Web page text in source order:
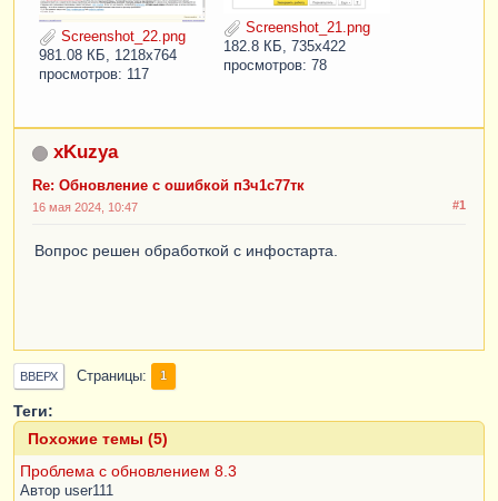
Screenshot_22.png
981.08 КБ, 1218x764
просмотров: 117
Screenshot_21.png
182.8 КБ, 735x422
просмотров: 78
xKuzya
Re: Обновление с ошибкой п3ч1с77тк
#1
16 мая 2024, 10:47
Вопрос решен обработкой с инфостарта.
ВВЕРХ Страницы 1
Теги:
Похожие темы (5)
Проблема с обновлением 8.3
Автор user111